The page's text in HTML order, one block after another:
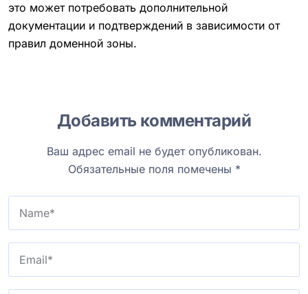
это может потребовать дополнительной
документации и подтверждений в зависимости от
правил доменной зоны.
Добавить комментарий
Ваш адрес email не будет опубликован.
Обязательные поля помечены *